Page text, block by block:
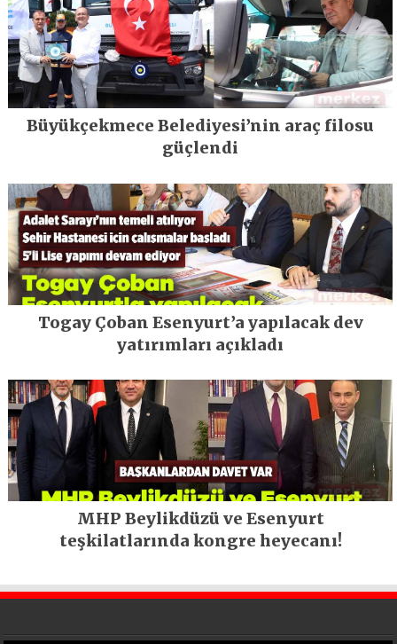
Büyükçekmece Belediyesi’nin araç filosu
güçlendi
Togay Çoban Esenyurt’a yapılacak dev
yatırımları açıkladı
MHP Beylikdüzü ve Esenyurt
teşkilatlarında kongre heyecanı!